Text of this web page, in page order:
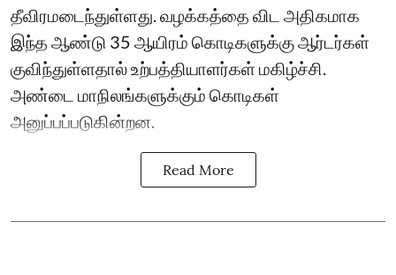
தீவிரமடைந்துள்ளது. வழக்கத்தை விட அதிகமாக
இந்த ஆண்டு 35 ஆயிரம் கொடிகளுக்கு ஆர்டர்கள்
குவிந்துள்ளதால் உற்பத்தியாளர்கள் மகிழ்ச்சி.
அண்டை மாநிலங்களுக்கும் கொடிகள்
அனுப்பப்படுகின்றன.
Read More